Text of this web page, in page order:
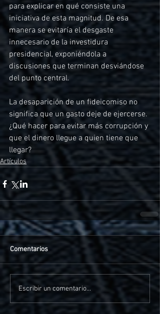
para explicar en qué consiste una
iniciativa de esta magnitud. De esa
manera se evitaría el desgaste
innecesario de la investidura
presidencial, exponiéndola a
discusiones que terminan desviándose
del punto central.
La desaparición de un fideicomiso no
significa que un gasto deje de ejercerse.
¿Qué hacer para evitar más corrupción y
que el dinero llegue a quien tiene que
llegar?
Artículos
Comentarios
Escribir un comentario...